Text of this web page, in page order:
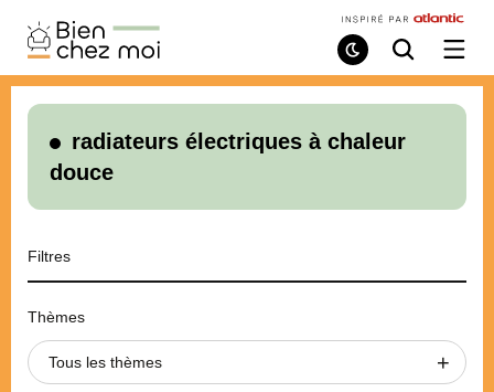
Bien
Chez
Moi
Mode
de
Recherche
/
le
radiateurs électriques à chaleur
douce
Filtres
Thèmes
Tous les thèmes